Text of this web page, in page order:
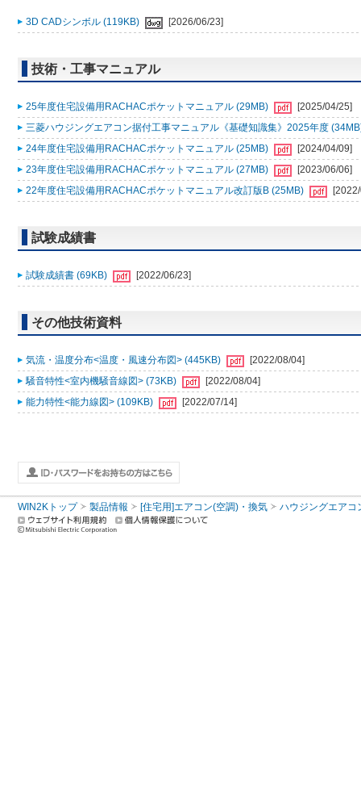
3D CADシンボル (119KB) [2026/06/23]
技術・工事マニュアル
25年度住宅設備用RACHACポケットマニュアル (29MB)
[2025/04/25]
三菱ハウジングエアコン据付工事マニュアル《基礎知識集》2025年度
24年度住宅設備用RACHACポケットマニュアル (25MB)
[2024/04/09]
23年度住宅設備用RACHACポケットマニュアル (27MB)
[2023/06/06]
22年度住宅設備用RACHACポケットマニュアル改訂版B (25MB)
試験成績書
試験成績書 (69KB) [2022/06/23]
その他技術資料
気流・温度分布<温度・風速分布図> (445KB)
[2022/08/04]
騒音特性<室内機騒音線図> (73KB)
[2022/08/04]
能力特性<能力線図> (109KB)
[2022/07/14]
WIN2Kトップ 製品情報 [住宅用]エアコン(空調)・換気 ハウジングエアコ